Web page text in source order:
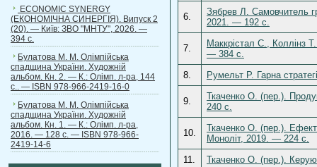
ECONOMIC SYNERGY
(ЕКОНОМІЧНА СИНЕРГІЯ). Випуск 2
(20). — Київ: ЗВО "МНТУ", 2026. —
394 с.
Булатова М. М. Олімпійська
спадщина України. Художній
альбом. Кн. 2. — К.: Олімп. л-ра, 144
с.. — ISBN 978-966-2419-16-0
Булатова М. М. Олімпійська
спадщина України. Художній
альбом. Кн. 1. — К.: Олімп. л-ра,
2016. — 128 с. — ISBN 978-966-
2419-14-6
6.
Зябрев Л. Самовчитель
2021. — 192 с.
7.
Маккрістал С., Коллінз
— 384 с.
8.
Румельт Р. Гарна
9.
Ткаченко О. (пер.).
240 с.
10.
Ткаченко О. (пер.).
Моноліт, 2019. — 224 с.
11.
Ткаченко О. (пер.).